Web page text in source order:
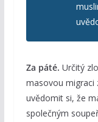
Za páté. Určitý
masovou migraci
uvědomit si, že
společným